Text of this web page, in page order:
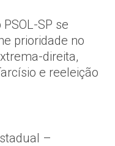
SP se
prioridade no
direita,
e reeleição
–